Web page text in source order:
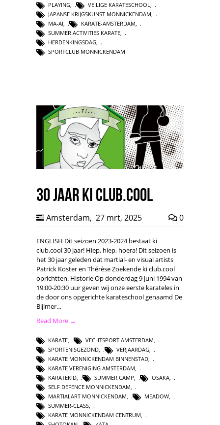
PLAYING
VEILIGE KARATESCHOOL
JAPANSE KRIJGSKUNST MONNICKENDAM
MA-AI
KARATE-AMSTERDAM
SUMMER ACTIVITIES KARATE
HERDENKINGSDAG,
SPORTCLUB MONNICKENDAM
30 jaar ki club.cool
Amsterdam, 27 mrt, 2025 0
ENGLISH Dit seizoen 2023-2024 bestaat ki
club.cool 30 jaar! Hiep, hiep, hoera! Dit seizoen is
het 30 jaar geleden dat martial- en visual artists
Patrick Koster en Thérèse Zoekende ki club.cool
oprichtten. Historie Op donderdag 9 juni 1994 van
19:00-20:30 uur geven wij onze eerste karateles in
de door ons opgerichte karateschool genaamd De
Bijlmer…
Read More →
KARATE VECHTSPORT AMSTERDAM
SPORTENISGEZOND
VERJAARDAG
KARATE MONNICKENDAM BINNENSTAD
KARATE VERENIGING AMSTERDAM
KARATEKID
SUMMER CAMP OSAKA
SELF DEFENCE MONNICKENDAM,
MARTIALART MONNICKENDAM, MEADOW,
SUMMER-CLASS,
KARATE MONNICKENDAM CENTRUM,